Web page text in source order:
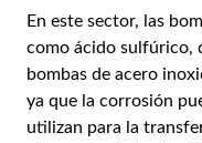
En este sector, las
como ácido sulfúrico,
bombas de acero
ya que la corrosión
utilizan para la